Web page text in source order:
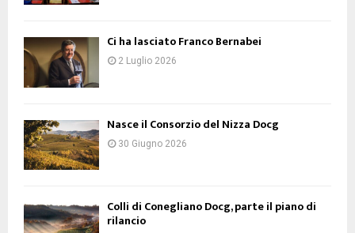
Ci ha lasciato Franco Bernabei
2 Luglio 2026
Nasce il Consorzio del Nizza Docg
30 Giugno 2026
Colli di Conegliano Docg, parte il piano di
rilancio